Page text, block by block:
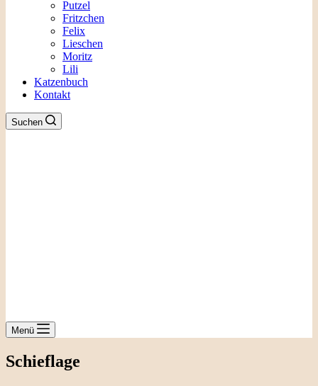
Putzel
Fritzchen
Felix
Lieschen
Moritz
Lili
Katzenbuch
Kontakt
Suchen
Menü
Schieflage